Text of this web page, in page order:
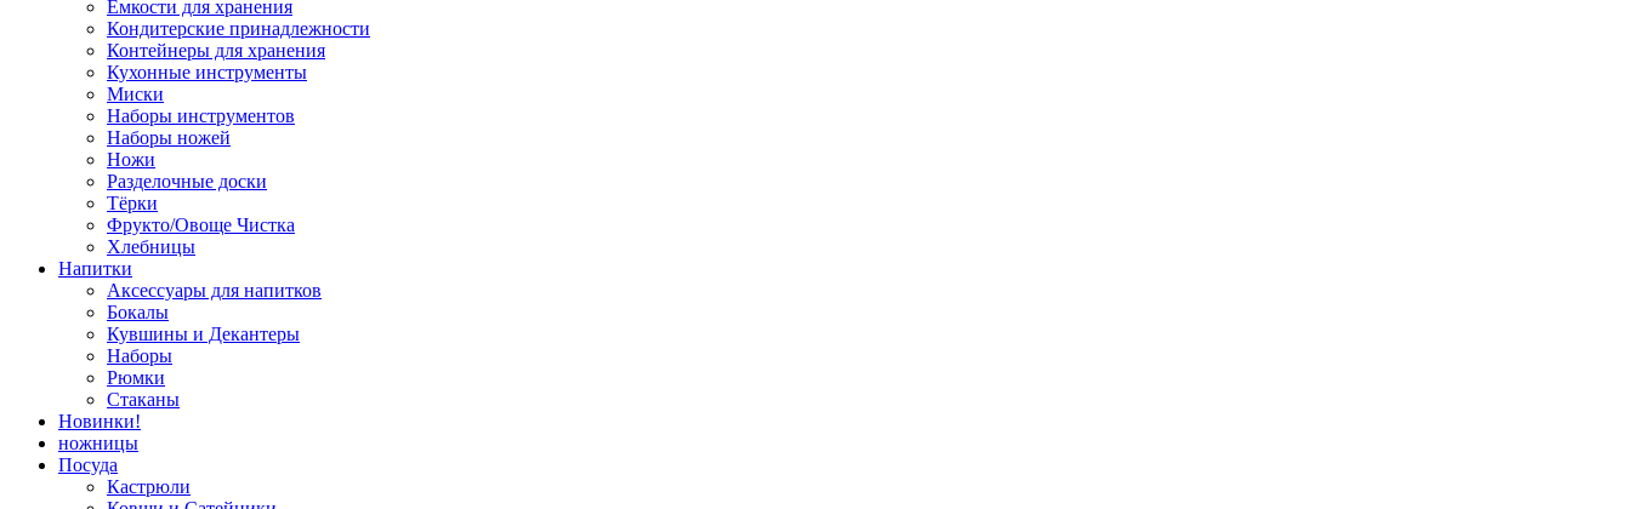
Ёмкости для хранения
Кондитерские принадлежности
Контейнеры для хранения
Кухонные инструменты
Миски
Наборы инструментов
Наборы ножей
Ножи
Разделочные доски
Тёрки
Фрукто/Овоще Чистка
Хлебницы
Напитки
Аксессуары для напитков
Бокалы
Кувшины и Декантеры
Наборы
Рюмки
Стаканы
Новинки!
ножницы
Посуда
Кастрюли